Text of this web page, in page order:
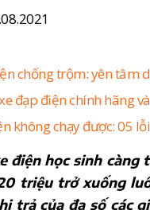
chống trộm: yên tâm
đạp điện chính hãng
không chạy được: 05
điện học sinh
triệu trở xuống
trả của đa số các